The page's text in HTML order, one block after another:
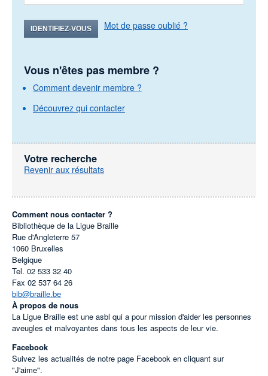
IDENTIFIEZ-VOUS Mot de passe oublié ?
Vous n'êtes pas membre ?
Comment devenir membre ?
Découvrez qui contacter
Votre recherche
Revenir aux résultats
Comment nous contacter ?
Bibliothèque de la Ligue Braille
Rue d'Angleterre 57
1060 Bruxelles
Belgique
Tel. 02 533 32 40
Fax 02 537 64 26
bib@braille.be
À propos de nous
La Ligue Braille est une asbl qui a pour mission d'aider les personnes
aveugles et malvoyantes dans tous les aspects de leur vie.
Facebook
Suivez les actualités de notre page Facebook en cliquant sur
"J'aime".